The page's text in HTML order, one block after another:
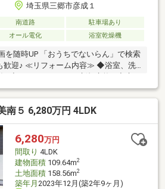
埼玉県三郷市彦成１
南道路
駐車場あり
オール電化 浴室乾燥機
を随時UP 「おうちでないらん」で検索
歓迎♪ ≪リフォーム内容≫ ◆浴室、洗
壁塗装、シロアリ点検♪ ◆ハウスクリ
849万円、期間35年払い、変動金利
535円（ボーナス払い無し）ポータ
になる物件がございましたらお気軽に
南５ 6,280万円 4LDK
6,280万円
間取り 4LDK
建物面積109.64m2
土地面積158.56m2
築年月 2023年12月(築2年9ヶ月)